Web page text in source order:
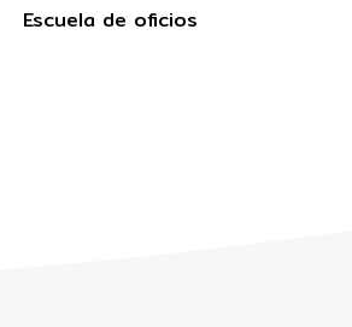
Escuela de oficios